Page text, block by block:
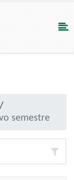
/
semestre